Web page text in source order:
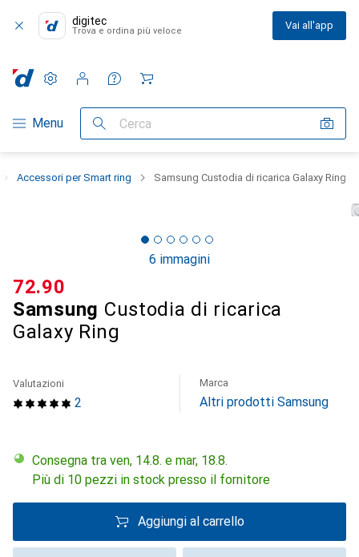
digitec
Trova e ordina più veloce Vai all'app
Categoria Navigazione
Menu Cerca
Impostazioni
Conto cliente
Liste di confronto
Liste dei desideri
Carrello
Accessori per Smart ring Samsung Custodia di ricarica Galaxy Ring
6 immagini
Samsung Custodia di ricarica
Galaxy Ring
CHF
72.90
2
Valutazioni Marca
Altri prodotti Samsung
Consegna tra ven, 14.8. e mar, 18.8.
Più di 10 pezzi in stock presso il fornitore
Aggiungi al carrello